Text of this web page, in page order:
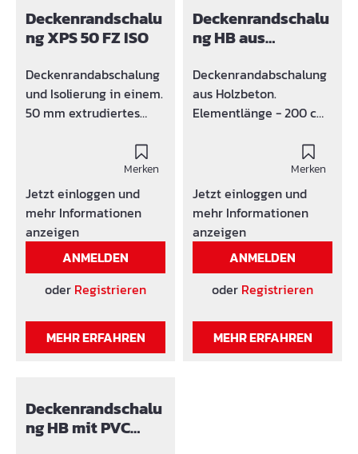
Verbund mit dem Beton
durch 7
Befestigungsleisten bei
einer Elementlänge von
1600 mm
Befestigungsleiste ist
Material wie das VIBA
Schalbrett (Trapezleiste
mehr Stabilität, keine
Hohlräume)
Deckenrandschalu
ng XPS 50 FZ ISO
Deckenrandabschalung
und Isolierung in einem.
50 mm extrudiertes
Faserzement (Breite 10
cm) Elemente mit Nut
und Feder.
Standardmäßig in 1
oder 2 Meter
Elementen, andere
Längen auf Anfrage
Merken
Jetzt einloggen und
mehr Informationen
anzeigen
ANMELDEN
oder Registrieren
MEHR ERFAHREN
Deckenrandschalu
ng HB aus
Deckenrandabschalung
aus Holzbeton.
Elementlänge - 200 cm
Breite am Fuß - 70 mm
Merken
Jetzt einloggen und
mehr Informationen
anzeigen
ANMELDEN
oder Registrieren
MEHR ERFAHREN
Deckenrandschalu
ng HB mit PVC